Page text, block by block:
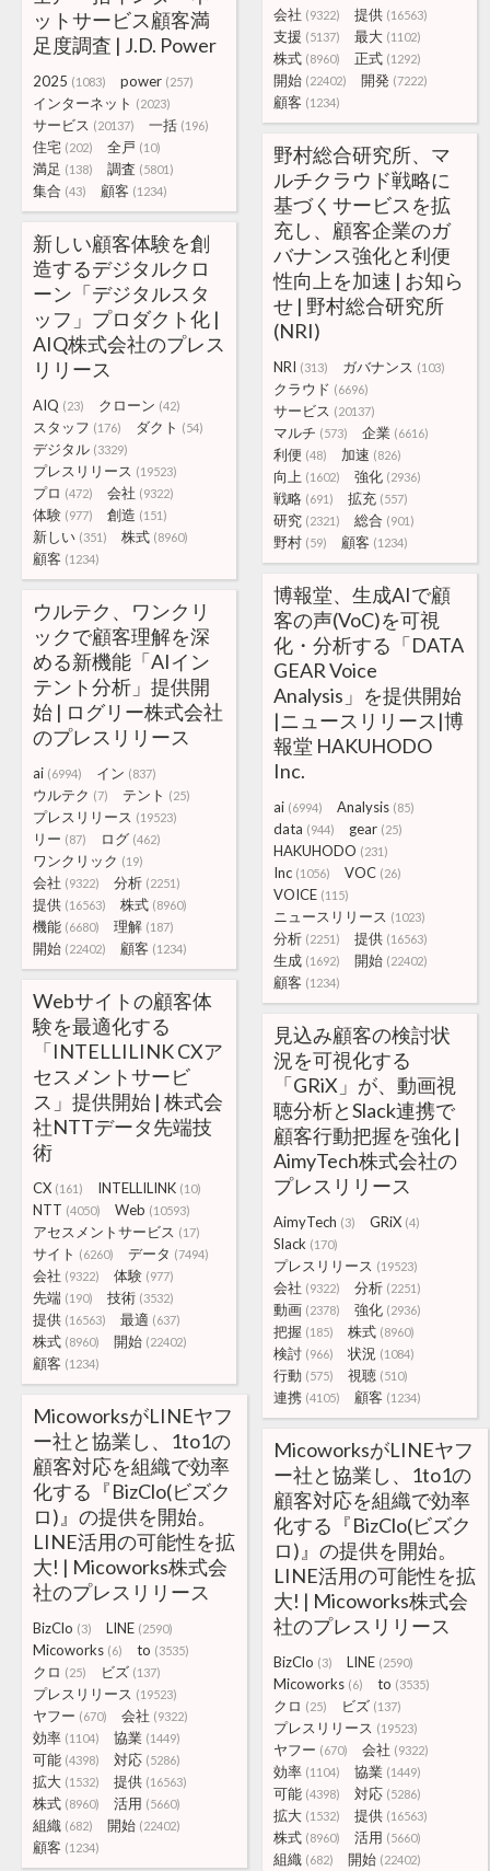
会社 (9322) 提供 (16563)
支援 (5137) 最大 (1102)
株式 (8960) 正式 (1292)
開始 (22402) 開発 (7222)
顧客 (1234)
ットサービス顧客満
足度調査 | J.D. Power
2025 (1083) power (257)
インターネット (2023)
サービス (20137) 一括 (196)
住宅 (202) 全戸 (10)
満足 (138) 調査 (5801)
集合 (43) 顧客 (1234)
野村総合研究所、マ
ルチクラウド戦略に
基づくサービスを拡
充し、顧客企業のガ
バナンス強化と利便
性向上を加速 | お知ら
せ | 野村総合研究所
(NRI)
NRI (313) ガバナンス (103)
クラウド (6696)
サービス (20137)
マルチ (573) 企業 (6616)
利便 (48) 加速 (826)
向上 (1602) 強化 (2936)
戦略 (691) 拡充 (557)
研究 (2321) 総合 (901)
野村 (59) 顧客 (1234)
新しい顧客体験を創
造するデジタルクロ
ーン「デジタルスタ
ッフ」プロダクト化 |
AIQ株式会社のプレス
リリース
AIQ (23) クローン (42)
スタッフ (176) ダクト (54)
デジタル (3329)
プレスリリース (19523)
プロ (472) 会社 (9322)
体験 (977) 創造 (151)
新しい (351) 株式 (8960)
顧客 (1234)
博報堂、生成AIで顧
客の声(VoC)を可視
化・分析する「DATA
GEAR Voice
Analysis」を提供開始
|ニュースリリース|博
報堂 HAKUHODO
Inc.
ai (6994) Analysis (85)
data (944) gear (25)
HAKUHODO (231)
Inc (1056) VOC (26)
VOICE (115)
ニュースリリース (1023)
分析 (2251) 提供 (16563)
生成 (1692) 開始 (22402)
顧客 (1234)
ウルテク、ワンクリ
ックで顧客理解を深
める新機能「AIイン
テント分析」提供開
始 | ログリー株式会社
のプレスリリース
ai (6994) イン (837)
ウルテク (7) テント (25)
プレスリリース (19523)
リー (87) ログ (462)
ワンクリック (19)
会社 (9322) 分析 (2251)
提供 (16563) 株式 (8960)
機能 (6680) 理解 (187)
開始 (22402) 顧客 (1234)
Webサイトの顧客体
験を最適化する
「INTELLILINK CXア
セスメントサービ
ス」提供開始 | 株式会
社NTTデータ先端技
術
CX (161) INTELLILINK (10)
NTT (4050) Web (10593)
アセスメントサービス (17)
サイト (6260) データ (7494)
会社 (9322) 体験 (977)
先端 (190) 技術 (3532)
提供 (16563) 最適 (637)
株式 (8960) 開始 (22402)
顧客 (1234)
見込み顧客の検討状
況を可視化する
「GRiX」が、動画視
聴分析とSlack連携で
顧客行動把握を強化 |
AimyTech株式会社の
プレスリリース
AimyTech (3) GRiX (4)
Slack (170)
プレスリリース (19523)
会社 (9322) 分析 (2251)
動画 (2378) 強化 (2936)
把握 (185) 株式 (8960)
検討 (966) 状況 (1084)
行動 (575) 視聴 (510)
連携 (4105) 顧客 (1234)
MicoworksがLINEヤフ
ー社と協業し、1to1の
顧客対応を組織で効率
化する『BizClo(ビズク
ロ)』の提供を開始。
LINE活用の可能性を拡
大! | Micoworks株式会
社のプレスリリース
BizClo (3) LINE (2590)
Micoworks (6) to (3535)
クロ (25) ビズ (137)
プレスリリース (19523)
ヤフー (670) 会社 (9322)
効率 (1104) 協業 (1449)
可能 (4398) 対応 (5286)
拡大 (1532) 提供 (16563)
株式 (8960) 活用 (5660)
組織 (682) 開始 (22402)
顧客 (1234)
MicoworksがLINEヤフ
ー社と協業し、1to1の
顧客対応を組織で効率
化する『BizClo(ビズク
ロ)』の提供を開始。
LINE活用の可能性を拡
大! | Micoworks株式会
社のプレスリリース
BizClo (3) LINE (2590)
Micoworks (6) to (3535)
クロ (25) ビズ (137)
プレスリリース (19523)
ヤフー (670) 会社 (9322)
効率 (1104) 協業 (1449)
可能 (4398) 対応 (5286)
拡大 (1532) 提供 (16563)
株式 (8960) 活用 (5660)
組織 (682) 開始 (22402)